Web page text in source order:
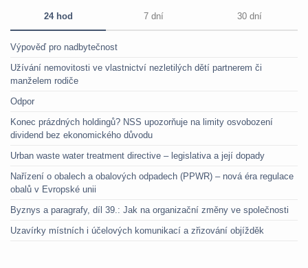
24 hod 7 dní 30 dní
Výpověď pro nadbytečnost
Užívání nemovitosti ve vlastnictví nezletilých dětí partnerem či
manželem rodiče
Odpor
Konec prázdných holdingů? NSS upozorňuje na limity osvobození
dividend bez ekonomického důvodu
Urban waste water treatment directive – legislativa a její dopady
Nařízení o obalech a obalových odpadech (PPWR) – nová éra regulace
obalů v Evropské unii
Byznys a paragrafy, díl 39.: Jak na organizační změny ve společnosti
Uzavírky místních i účelových komunikací a zřizování objížděk